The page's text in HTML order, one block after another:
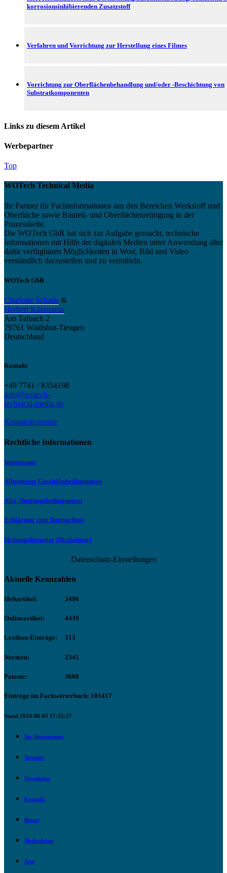
korrosionsinhibierenden Zusatzstoff
Verfahren und Vorrichtung zur Herstellung eines Filmes
Vorrichtung zur Oberflächenbehandlung und/oder -Beschichtung von
Substratkomponenten
Links zu diesem Artikel
Werbepartner
Top
WOTech Technical Media
Ihr Partner für Fachinformationen aus den Bereichen Werkstoff und
Oberfläche sowie Bauteil- und Oberflächenreinigung in der
Prozesskette.
Die WOTech GbR hat sich zur Aufgabe gemacht, technische
Informationen mit Hilfe der digitalen Medien unter Anwendung aller
dafür verfügbaren Möglichkeiten in Wort, Bild und Video
verständlich darzustellen und zu vermitteln.
WOTech GbR
Charlotte Schade &
Herbert Käszmann
Am Talbach 2
79761 Waldshut-Tiengen
Deutschland
Kontakt
+49 7741 / 8354198
info@wotech-
technical-media.de
Kontaktformular
Rechtliche Informationen
Impressum
Allgemeine Geschäftsbedingungen
Allg. Nutzungsbedingungen
Erklärung zum Datenschutz
Haftungshinweise (Disclaimer)
Datenschutz-Einstellungen
Aktuelle Kennzahlen
Heftartikel: 3496
Onlineartikel: 4439
Lexikon-Einträge: 313
Normen: 2341
Patente: 3608
Einträge im Fachwörterbuch: 101417
Stand 2024-08-05 17:32:57
Ihr Abonnement
Termine
Newsletter
Kontakt
Beirat
Mediadaten
App